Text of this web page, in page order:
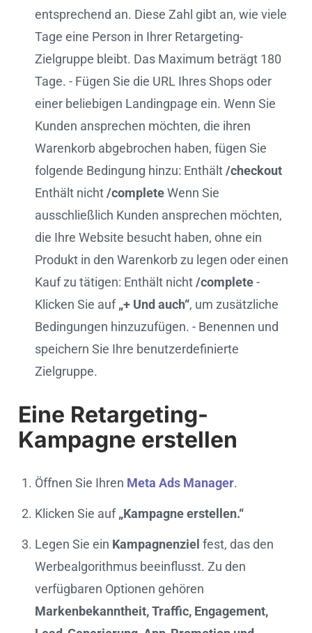
entsprechend an. Diese Zahl gibt an, wie viele
Tage eine Person in Ihrer Retargeting-
Zielgruppe bleibt. Das Maximum beträgt 180
Tage. - Fügen Sie die URL Ihres Shops oder
einer beliebigen Landingpage ein. Wenn Sie
Kunden ansprechen möchten, die ihren
Warenkorb abgebrochen haben, fügen Sie
folgende Bedingung hinzu: Enthält/checkout
Enthält nicht/completeWenn Sie
ausschließlich Kunden ansprechen möchten,
die Ihre Website besucht haben, ohne ein
Produkt in den Warenkorb zu legen oder einen
Kauf zu tätigen: Enthält nicht/complete-
Klicken Sie auf„+ Und auch“, um zusätzliche
Bedingungen hinzuzufügen. - Benennen und
speichern Sie Ihre benutzerdefinierte
Zielgruppe.
Eine Retargeting-
Kampagne erstellen
Öffnen Sie Ihren Meta Ads Manager.
Klicken Sie auf„Kampagne erstellen.“
Legen Sie ein Kampagnenziel fest, das den
Werbealgorithmus beeinflusst. Zu den
verfügbaren Optionen gehören
Markenbekanntheit, Traffic, Engagement,